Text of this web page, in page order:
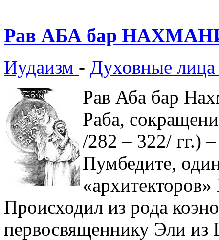
Рав АБА бар
Иудаизм - Духовные
Рав Аба бар
Раба,
/282 – 322/ гг.)
Пумбедите,
Происходил из рода
первосвященнику Эли